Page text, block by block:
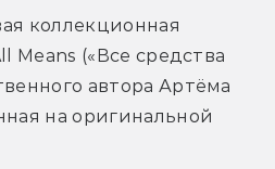
коллекционная
Means («Все средства
автора Артёма
на оригинальной